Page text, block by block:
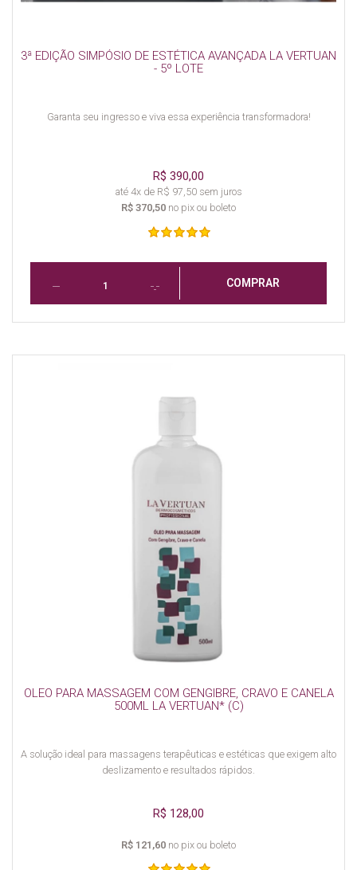
3ª EDIÇÃO SIMPÓSIO DE ESTÉTICA AVANÇADA LA VERTUAN
- 5º LOTE
Garanta seu ingresso e viva essa experiência transformadora!
R$ 390,00
até 4x de R$ 97,50 sem juros
R$ 370,50 no pix ou boleto
COMPRAR
OLEO PARA MASSAGEM COM GENGIBRE, CRAVO E CANELA
500ML LA VERTUAN* (C)
A solução ideal para massagens terapêuticas e estéticas que exigem alto
deslizamento e resultados rápidos.
R$ 128,00
R$ 121,60 no pix ou boleto